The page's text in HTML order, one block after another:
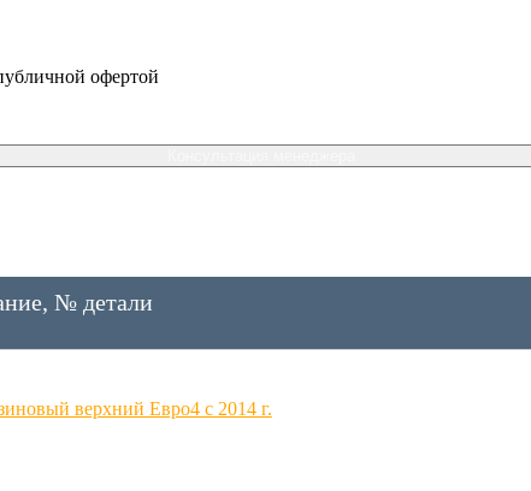
офертой
№ детали
верхний Евро4 с 2014 г.